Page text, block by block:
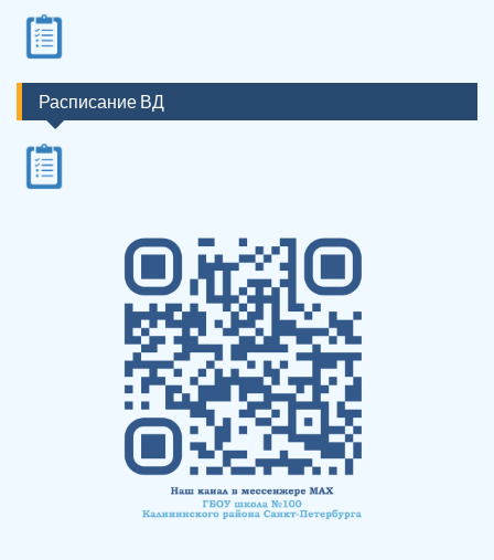
Расписание ВД